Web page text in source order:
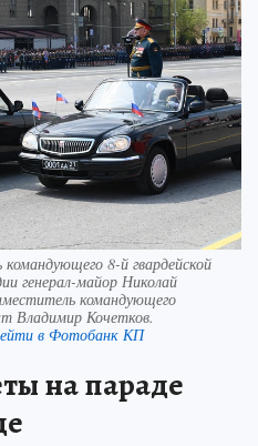
8-й гвардейской
генерал-майор Николай
командующего
Владимир Кочетков.
в Фотобанк КП
на параде